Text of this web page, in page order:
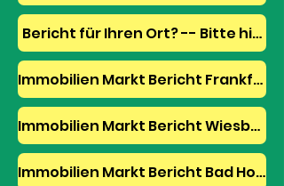
Bericht für Ihren Ort?
Immobilien Markt Bericht Frankfurt am Main 2023
Immobilien Markt Bericht Wiesbaden 2023
Immobilien Markt Bericht Bad Homburg 2023